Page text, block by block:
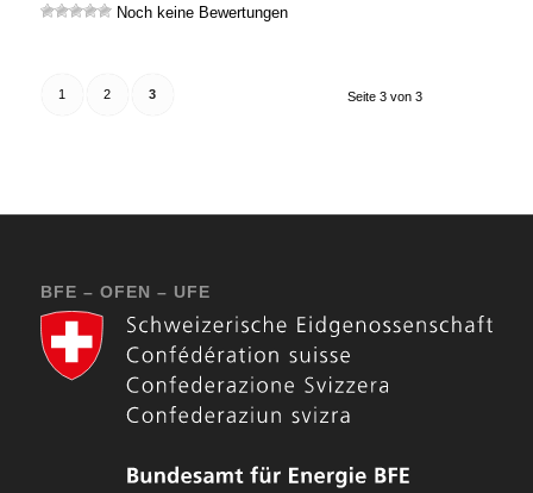
Noch keine Bewertungen
Seite 3 von 3
1 2 3
BFE – OFEN – UFE